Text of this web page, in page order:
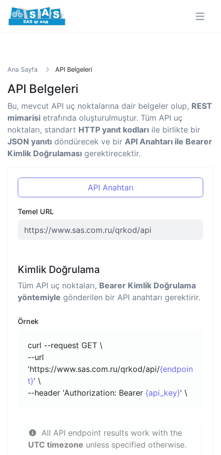
Ana Sayfa API Belgeleri
API Belgeleri
Bu, mevcut API uç noktalarına dair belgeler olup, REST
mimarisi etrafında oluşturulmuştur. Tüm API uç
noktaları, standart HTTP yanıt kodları ile birlikte bir
JSON yanıtı döndürecek ve bir API Anahtarı ile Bearer
Kimlik Doğrulaması gerektirecektir.
API Anahtarı
Temel URL
Kimlik Doğrulama
Tüm API uç noktaları, Bearer Kimlik Doğrulama
yöntemiyle gönderilen bir API anahtarı gerektirir.
Örnek
curl --request GET \
--url
'https://www.sas.com.ru/qrkod/api/{endpoin
t}' \
--header 'Authorization: Bearer {api_key}' \
All API endpoint results work with the
UTC timezone unless specified otherwise.